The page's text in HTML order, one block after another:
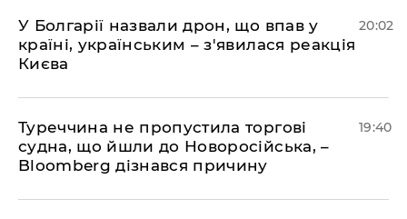
У Болгарії назвали дрон, що впав у
країні, українським – з'явилася реакція
Києва
20:02
Туреччина не пропустила торгові
судна, що йшли до Новоросійська, –
Bloomberg дізнався причину
19:40